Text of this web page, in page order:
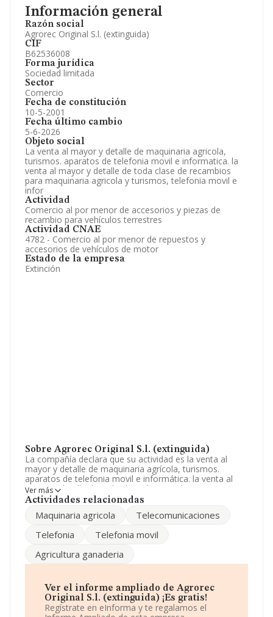
Información general
Razón social
Agrorec Original S.l. (extinguida)
CIF
B62536008
Forma jurídica
Sociedad limitada
Sector
Comercio
Fecha de constitución
10-5-2001
Fecha último cambio
5-6-2026
Objeto social
La venta al mayor y detalle de maquinaria agricola,
turismos. aparatos de telefonia movil e informatica. la
venta al mayor y detalle de toda clase de recambios
para maquinaria agricola y turismos, telefonia movil e
infor
Actividad
Comercio al por menor de accesorios y piezas de
recambio para vehículos terrestres
Actividad CNAE
4782 - Comercio al por menor de repuestos y
accesorios de vehículos de motor
Estado de la empresa
Extinción
Sobre Agrorec Original S.l. (extinguida)
La compañía declara que su actividad es la venta al
mayor y detalle de maquinaria agrícola, turismos.
aparatos de telefonia movil e informática. la venta al
mayor y detalle de toda clase de recambios para
maquinaria agrícola y turismos, telefonia movil e infor.
Clasifica su actividad CNAE como 'Comercio al por
calzado en puestos de venta y en mercadillos', código
exportación.
reducción del 50% y teniendo en cuenta la información
disponible en INFORMA, ha dispuesto de un número de
empleados por debajo de la media de sector.
Ver más
Actividades relacionadas
Maquinaria agricola
Telecomunicaciones
Telefonia
Telefonia movil
Agricultura ganaderia
Ver el informe ampliado de Agrorec
Original S.l. (extinguida) ¡Es gratis!
Regístrate en eInforma y te regalamos el
Información oficial y registral complementaria.